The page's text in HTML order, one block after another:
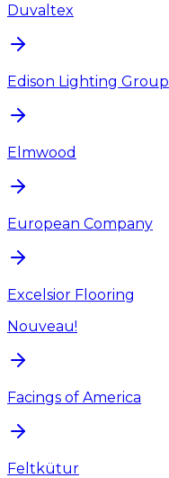
Duvaltex
Edison Lighting Group
Elmwood
European Company
Excelsior Flooring
Nouveau!
Facings of America
Feltkütur